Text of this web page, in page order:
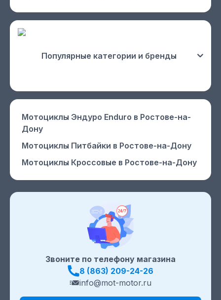
Звоните по телефону магазина
8 (863) 209-24-26
info@mot-motor.ru
Популярные категории и бренды
Мотоциклы Эндуро Enduro в Ростове-на-
Дону
Мотоциклы Питбайки в Ростове-на-Дону
Мотоциклы Кроссовые в Ростове-на-Дону